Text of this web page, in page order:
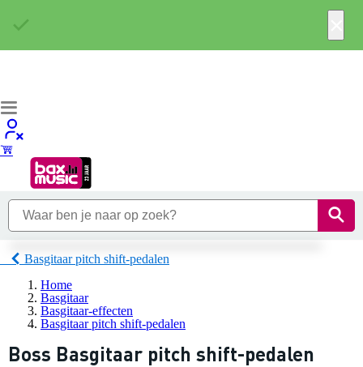
Basgitaar pitch shift-pedalen
Home
Basgitaar
Basgitaar-effecten
Basgitaar pitch shift-pedalen
Boss Basgitaar pitch shift-pedalen